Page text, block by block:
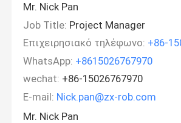
Mr. Nick Pan
Job Title: Project Manager
Επιχειρησιακό τηλέφωνο: +86-
WhatsApp: +8615026767970
wechat: +86-15026767970
Ε-mail: Nick.pan@zx-rob.com
Mr. Nick Pan